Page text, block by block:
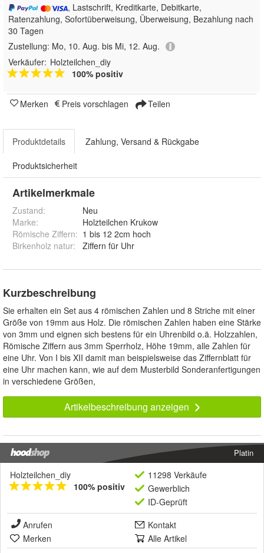
, Lastschrift, Kreditkarte, Debitkarte,
Ratenzahlung, Sofortüberweisung, Überweisung, Bezahlung nach
30 Tagen
Zustellung: Mo, 10. Aug. bis Mi, 12. Aug.
Verkäufer: Holzteilchen_diy
100% positiv
Merken Preis vorschlagen Teilen
Produktdetails Zahlung, Versand & Rückgabe
Produktsicherheit
Artikelmerkmale
Zustand:
Neu
Marke:
Holzteilchen Krukow
Römische Ziffern: 1 bis 12 2cm hoch
Birkenholz natur: Ziffern für Uhr
Kurzbeschreibung
Sie erhalten ein Set aus 4 römischen Zahlen und 8 Striche mit einer
Größe von 19mm aus Holz. Die römischen Zahlen haben eine Stärke
von 3mm und eignen sich bestens für ein Uhrenbild o.ä. Holzzahlen,
Römische Ziffern aus 3mm Sperrholz, Höhe 19mm, alle Zahlen für
eine Uhr. Von I bis XII damit man beispielsweise das Ziffernblatt für
eine Uhr machen kann, wie auf dem Musterbild Sonderanfertigungen
in verschiedene Größen,
Artikelbeschreibung anzeigen
Platin
Holzteilchen_diy
100% positiv
11298 Verkäufe
Gewerblich
ID-Geprüft
Anrufen
Kontakt
Merken
Alle Artikel